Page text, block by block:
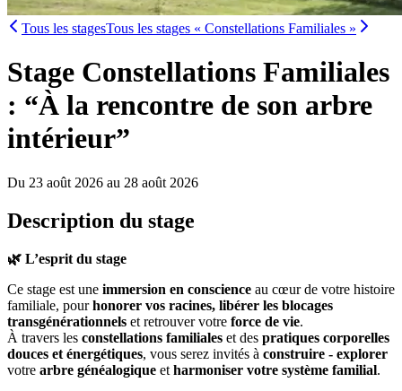
Tous les stagesTous les stages « Constellations Familiales »
Stage Constellations Familiales
: “À la rencontre de son arbre
intérieur”
Du 23 août 2026 au 28 août 2026
Description du stage
🌿 L’esprit du stage
Ce stage est une immersion en conscience au cœur de votre histoire
familiale, pourhonorer vos racines, libérer les blocages
transgénérationnels et retrouver votre force de vie.
À travers les constellations familiales et des pratiques corporelles
douces et énergétiques, vous serez invités à construire - explorer
votre arbre généalogique et harmoniser votre système familial.